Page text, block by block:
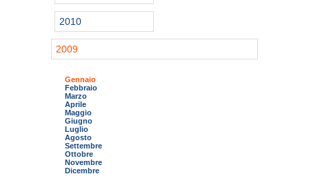
2010
2009
Gennaio
Febbraio
Marzo
Aprile
Maggio
Giugno
Luglio
Agosto
Settembre
Ottobre
Novembre
Dicembre